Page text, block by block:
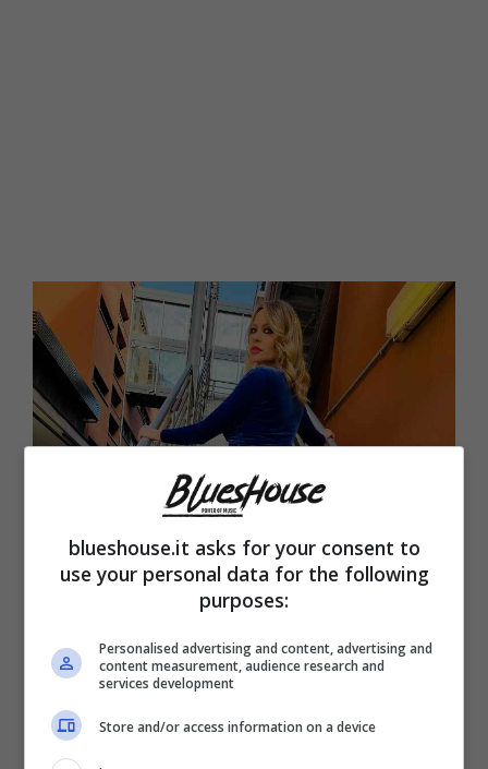
blueshouse.it asks for your consent to
use your personal data for the following
purposes:
Personalised advertising and content, advertising and
content measurement, audience research and
services development
Store and/or access information on a device